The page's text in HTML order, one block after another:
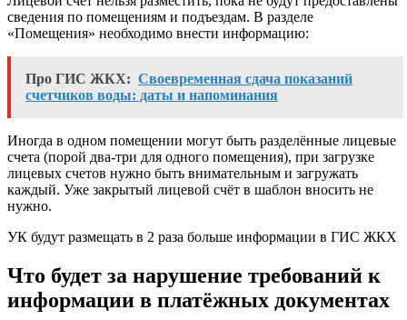
сведения по помещениям и подъездам. В разделе
«Помещения» необходимо внести информацию:
Про ГИС ЖКХ: Своевременная сдача показаний
счетчиков воды: даты и напоминания
Иногда в одном помещении могут быть разделённые лицевые
счета (порой два-три для одного помещения), при загрузке
лицевых счетов нужно быть внимательным и загружать
каждый. Уже закрытый лицевой счёт в шаблон вносить не
нужно.
УК будут размещать в 2 раза больше информации в ГИС ЖКХ
Что будет за нарушение требований к
информации в платёжных документах